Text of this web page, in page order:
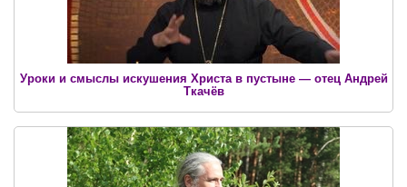
Уроки и смыслы искушения Христа в пустыне — отец Андрей
Ткачёв